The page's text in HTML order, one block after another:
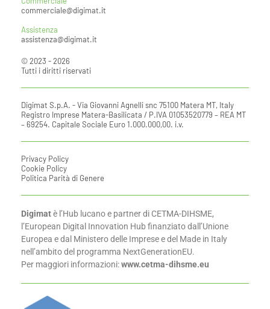
commerciale@digimat.it
Assistenza
assistenza@digimat.it
© 2023 - 2026
Tutti i diritti riservati
Digimat S.p.A. - Via Giovanni Agnelli snc 75100 Matera MT, Italy
Registro Imprese Matera-Basilicata / P.IVA 01053520779 – REA MT
– 69254. Capitale Sociale Euro 1.000.000,00. i.v.
Privacy Policy
Cookie Policy
Politica Parità di Genere
Digimatè l’Hub lucano e partner di CETMA-DIHSME,
l’European Digital Innovation Hub finanziato dall’Unione
Europea e dal Ministero delle Imprese e del Made in Italy
nell’ambito del programma NextGenerationEU.
Per maggiori informazioni:www.cetma-dihsme.eu